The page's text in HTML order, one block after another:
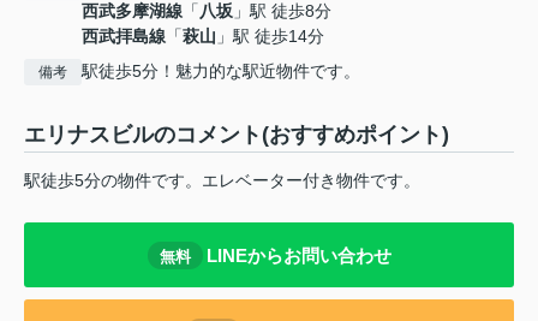
西武多摩湖線 「八坂 」駅 徒歩8分
西武拝島線 「萩山 」駅 徒歩14分
備考 駅徒歩5分！魅力的な駅近物件です。
エリナスビルのコメント(おすすめポイント)
駅徒歩5分の物件です。エレベーター付き物件です。
無料 LINEからお問い合わせ